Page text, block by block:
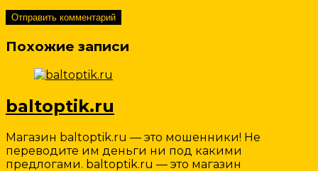
Похожие записи
baltoptik.ru
Магазин baltoptik.ru — это мошенники! Не
переводите им деньги ни под какими
предлогами. baltoptik.ru — это магазин